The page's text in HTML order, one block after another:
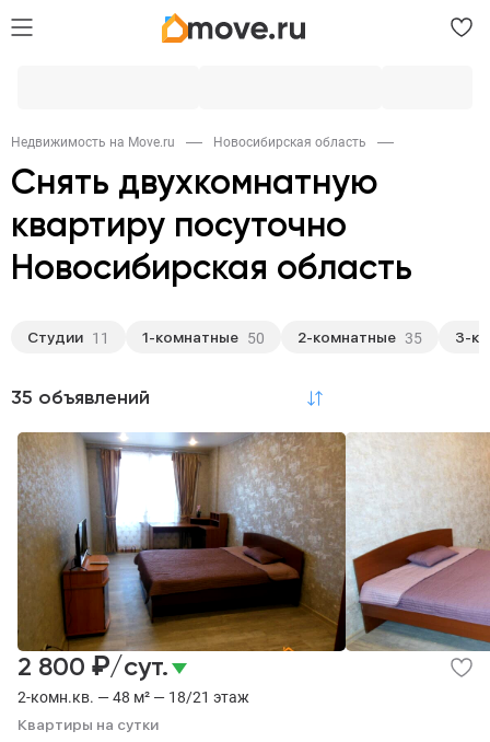
Недвижимость на Move.ru Новосибирская область
Снять двухкомнатную
квартиру посуточно
Новосибирская область
Студии 11 1-комнатные 50 2-комнатные 35 3-
35 объявлений
2-комн.кв. — 48 м² — 18/21 этаж
Квартиры на сутки
2 800 ₽/сут.